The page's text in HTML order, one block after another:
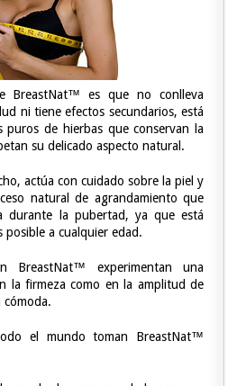
BreastNat™ es que no conlleva
ni tiene efectos secundarios, está
puros de hierbas que conservan la
su delicado aspecto natural.
actúa con cuidado sobre la piel y
natural de agrandamiento que
durante la pubertad, ya que está
a cualquier edad.
BreastNat™ experimentan una
la firmeza como en la amplitud de
cómoda.
el mundo toman BreastNat™